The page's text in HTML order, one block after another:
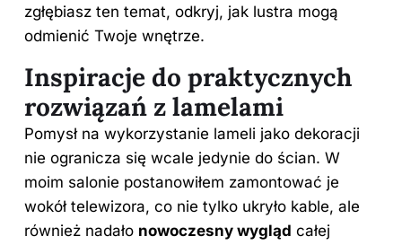
zgłębiasz ten temat, odkryj, jak lustra mogą
odmienić Twoje wnętrze.
Inspiracje do praktycznych
rozwiązań z lamelami
Pomysł na wykorzystanie lameli jako dekoracji
nie ogranicza się wcale jedynie do ścian. W
moim salonie postanowiłem zamontować je
wokół telewizora, co nie tylko ukryło kable, ale
również nadało nowoczesny wygląd całej